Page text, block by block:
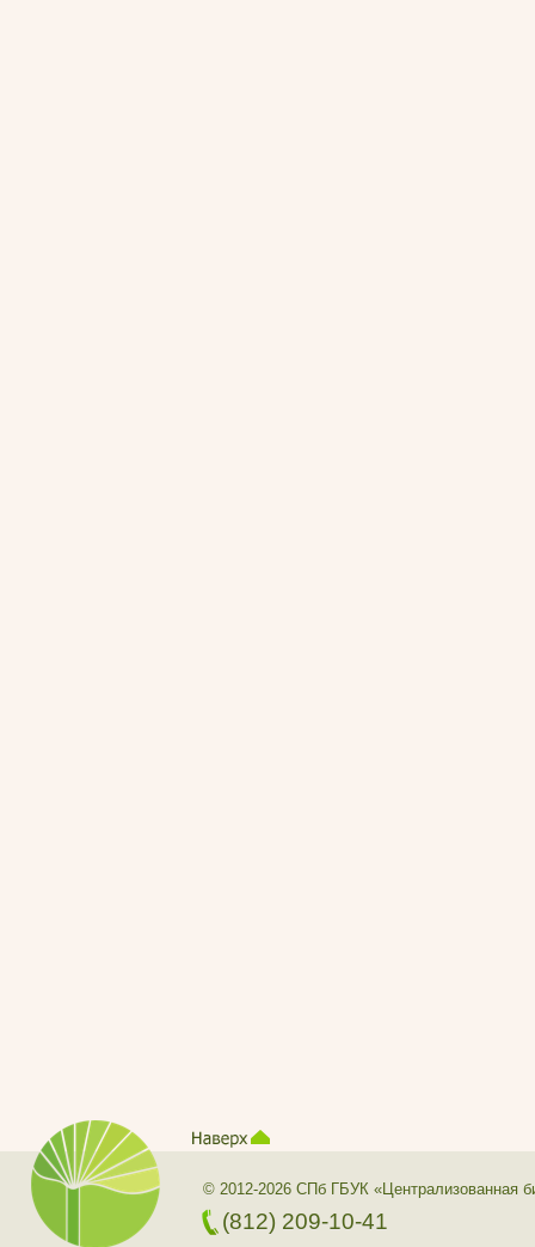
© 2012-2026 СПб ГБУК «Централизованная
(812) 209-10-41